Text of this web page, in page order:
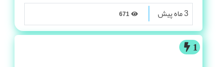
3 ماه پیش
1